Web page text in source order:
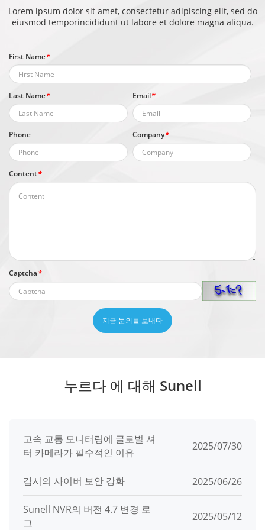
Lorem ipsum dolor sit amet, consectetur adipiscing elit, sed do
eiusmod temporincididunt ut labore et dolore magna aliqua.
First Name*
Last Name* Email*
Phone Company*
Content*
Captcha*
지금 문의를 보내다
누르다 에 대해 Sunell
고속 교통 모니터링에 글로벌 셔
터 카메라가 필수적인 이유
2025/07/30
감시의 사이버 보안 강화 2025/06/26
Sunell NVR의 버전 4.7 변경 로
그
2025/05/12